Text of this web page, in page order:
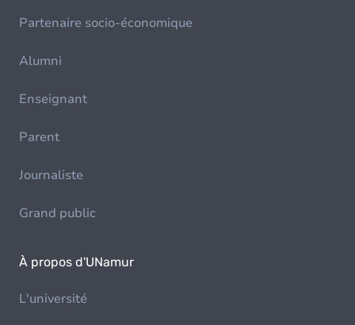
Partenaire socio-économique
Alumni
Enseignant
Parent
Journaliste
Grand public
À propos d'UNamur
L'université